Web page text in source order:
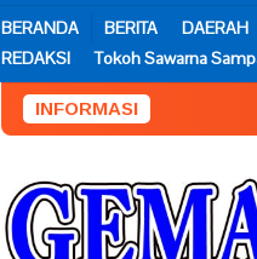
BERANDA BERITA DAERAH
REDAKSI
Tokoh Sawarna
INFORMASI